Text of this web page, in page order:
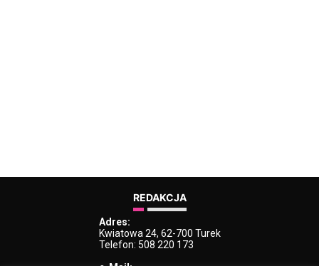
REDAKCJA
Adres:
Kwiatowa 24, 62-700 Turek
Telefon: 508 220 173